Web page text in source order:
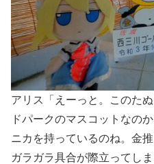
アリス「えーっと。このた
ドパークのマスコットなの
ニカを持っているのね。金
ガラガラ具合が際立ってしま